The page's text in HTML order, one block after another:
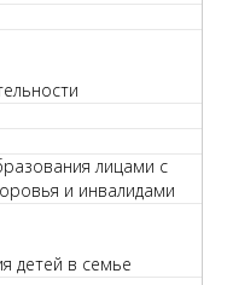
лицами с
и инвалидами
детей в семье